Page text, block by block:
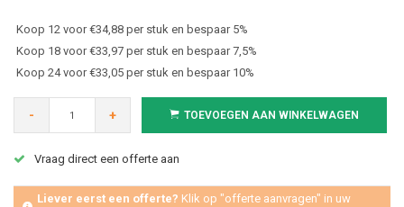
Koop 12 voor €34,88 per stuk en bespaar 5%
Koop 18 voor €33,97 per stuk en bespaar 7,5%
Koop 24 voor €33,05 per stuk en bespaar 10%
- + TOEVOEGEN AAN WINKELWAGEN
Vraag direct een offerte aan
Liever eerst een offerte? Klik op "offerte aanvragen" in uw